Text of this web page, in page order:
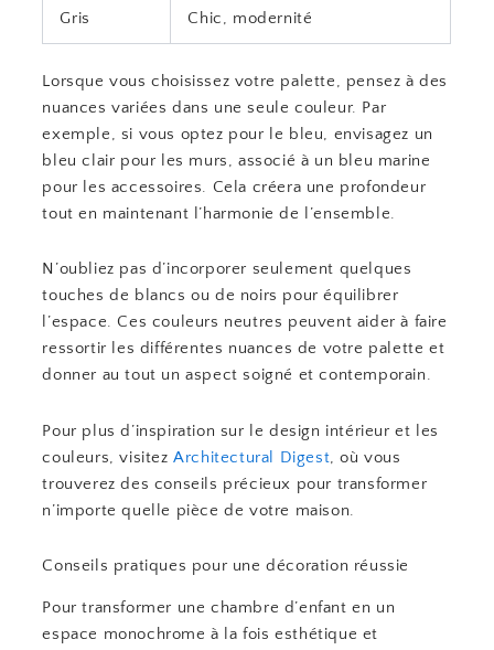
Gris Chic, modernité
Lorsque vous choisissez votre palette, pensez à des
nuances variées dans une seule couleur. Par
exemple, si vous optez pour le bleu, envisagez un
bleu clair pour les murs, associé à un bleu marine
pour les accessoires. Cela créera une profondeur
tout en maintenant l’harmonie de l’ensemble.
N’oubliez pas d’incorporer seulement quelques
touches de blancs ou de noirs pour équilibrer
l’espace. Ces couleurs neutres peuvent aider à faire
ressortir les différentes nuances de votre palette et
donner au tout un aspect soigné et contemporain.
Pour plus d’inspiration sur le design intérieur et les
couleurs, visitezArchitectural Digest, où vous
trouverez des conseils précieux pour transformer
n’importe quelle pièce de votre maison.
Conseils pratiques pour une décoration réussie
Pour transformer une chambre d’enfant en un
espace monochrome à la fois esthétique et